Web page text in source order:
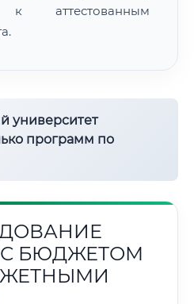
к аттестованным
университет
программ по
С БЮДЖЕТОМ